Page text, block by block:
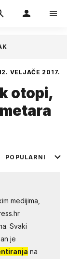
VELJAČE 2017.
otopi,
POPULARNI
medijima,
Svaki
je
na